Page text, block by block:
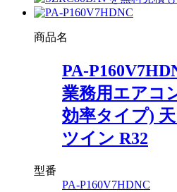
商品名
PA-
業務用エアコ
効率タイプ)
ツイン R32
型番
PA-P160V7HDNC